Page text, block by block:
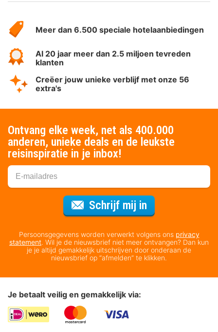
HotelSpecials
Meer dan 6.500 speciale hotelaanbiedingen
Al 20 jaar meer dan 2.5 miljoen tevreden
klanten
Creëer jouw unieke verblijf met onze 56
extra's
Ontvang elke week, net als 400.000
anderen, unieke deals en de leukste
reisinspiratie in je inbox!
Schrijf mij in
Persoonsgegevens worden verwerkt volgens ons privacy
statement. Wil je de nieuwsbrief niet meer ontvangen? Dan kun
je je altijd gemakkelijk uitschrijven door onderaan de
nieuwsbrief op “afmelden” te klikken.
Je betaalt veilig en gemakkelijk via: